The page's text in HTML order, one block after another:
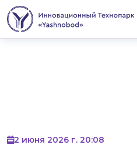
2 июня 2026 г. 20:08